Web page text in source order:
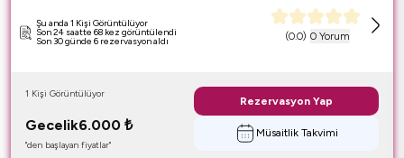
(0.0) 0 Yorum
Şu anda 1 Kişi Görüntülüyor
Son 24 saatte 68 kez görüntülendi
Son 30 günde 6 rezervasyon aldı
Gecelik6.000 ₺
"den başlayan fiyatlar"
1 Kişi Görüntülüyor
Rezervasyon Yap
Müsaitlik Takvimi